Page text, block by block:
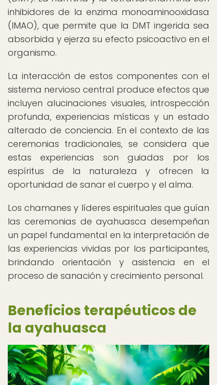
inhibidores de la enzima monoaminooxidasa
(IMAO), que permite que la DMT ingerida sea
absorbida y ejerza su efecto psicoactivo en el
organismo.
La interacción de estos componentes con el
sistema nervioso central produce efectos que
incluyen alucinaciones visuales, introspección
profunda, experiencias místicas y un estado
alterado de conciencia. En el contexto de las
ceremonias tradicionales, se considera que
estas experiencias son guiadas por los
espíritus de la naturaleza y ofrecen la
oportunidad de sanar el cuerpo y el alma.
Los chamanes y líderes espirituales que guían
las ceremonias de ayahuasca desempeñan
un papel fundamental en la interpretación de
las experiencias vividas por los participantes,
brindando orientación y asistencia en el
proceso de sanación y crecimiento personal.
Beneficios terapéuticos de
la ayahuasca